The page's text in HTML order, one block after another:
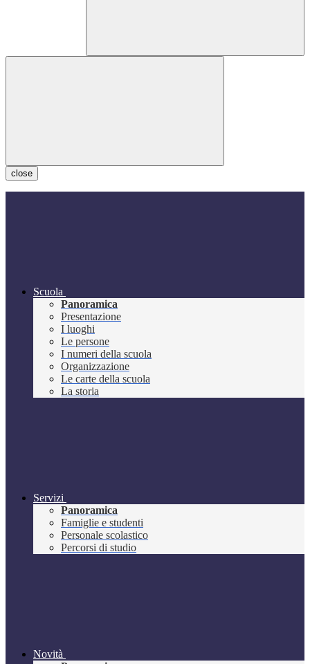
close
Scuola
Panoramica
Presentazione
I luoghi
Le persone
I numeri della scuola
Organizzazione
Le carte della scuola
La storia
Servizi
Panoramica
Famiglie e studenti
Personale scolastico
Percorsi di studio
Novità